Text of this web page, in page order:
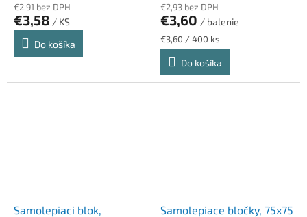
€2,91 bez DPH
€3,58 / KS
Do košíka
€2,93 bez DPH
€3,60 / balenie
Jednotková
cena:
€3,60 / 400 ks
Do košíka
Samolepiaci blok,
Samolepiace bločky, 75x75